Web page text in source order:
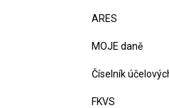
ARES
MOJE daně
Číselník
FKVS